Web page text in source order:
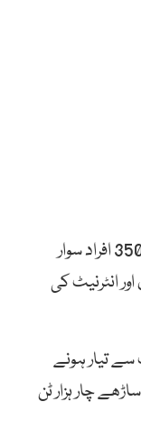
350 افراد سوار
اورانٹرنیٹکی
سے تیار ہونے
ساڑھے چار ہزار ٹن